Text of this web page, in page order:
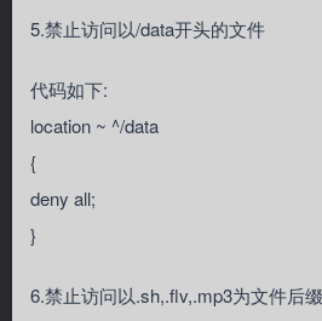
5.禁止访问以/data开头的文件
代码如下:
location ~ ^/data
{
deny all;
}
6.禁止访问以.sh,.flv,.mp3为文件后